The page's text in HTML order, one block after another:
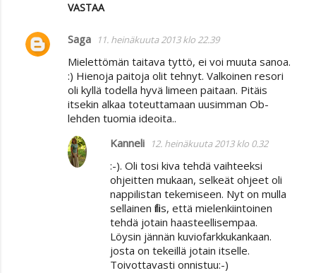
VASTAA
Saga 11. heinäkuuta 2013 klo 22.39
Mielettömän taitava tyttö, ei voi muuta sanoa.
:) Hienoja paitoja olit tehnyt. Valkoinen resori
oli kyllä todella hyvä limeen paitaan. Pitäis
itsekin alkaa toteuttamaan uusimman Ob-
lehden tuomia ideoita..
Kanneli 12. heinäkuuta 2013 klo 0.32
:-). Oli tosi kiva tehdä vaihteeksi
ohjeitten mukaan, selkeät ohjeet oli
nappilistan tekemiseen. Nyt on mulla
sellainen fiilis, että mielenkiintoinen
tehdä jotain haasteellisempaa.
Löysin jännän kuviofarkkukankaan.
josta on tekeillä jotain itselle.
Toivottavasti onnistuu:-)